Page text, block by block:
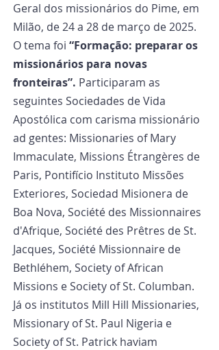
Geral dos missionários do Pime, em
Milão, de 24 a 28 de março de 2025.
O tema foi “Formação: preparar os
missionários para novas
fronteiras”. Participaram as
seguintes Sociedades de Vida
Apostólica com carisma missionário
ad gentes: Missionaries of Mary
Immaculate, Missions Étrangères de
Paris, Pontifício Instituto Missões
Exteriores, Sociedad Misionera de
Boa Nova, Société des Missionnaires
d'Afrique, Société des Prêtres de St.
Jacques, Société Missionnaire de
Bethléhem, Society of African
Missions e Society of St. Columban.
Já os institutos Mill Hill Missionaries,
Missionary of St. Paul Nigeria e
Society of St. Patrick haviam